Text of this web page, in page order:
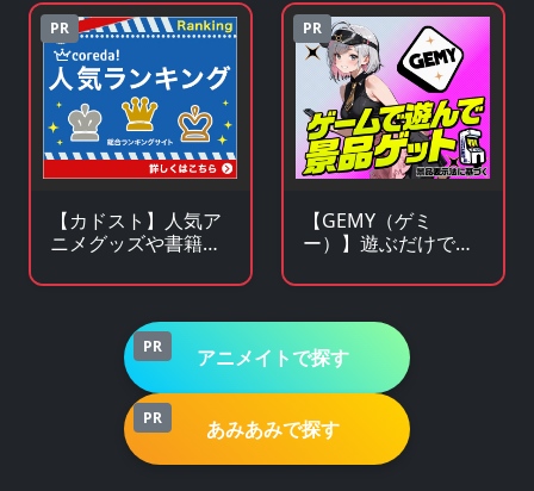
PR
【カドスト】人気ア
ニメグッズや書籍の
ラインストア
PR
【GEMY（ゲミ
ー）】遊ぶだけで景
ゲームサービス
PR アニメイトで探す
PR あみあみで探す